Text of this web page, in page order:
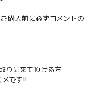
購入前に必ずコメントの
りに来て頂ける方
です‼️